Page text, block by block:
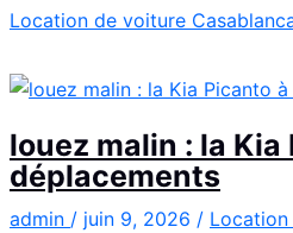
voiture
C3
Casablanca
Location de voiture
louez malin : la
déplacements
admin / juin 9, 2026 /